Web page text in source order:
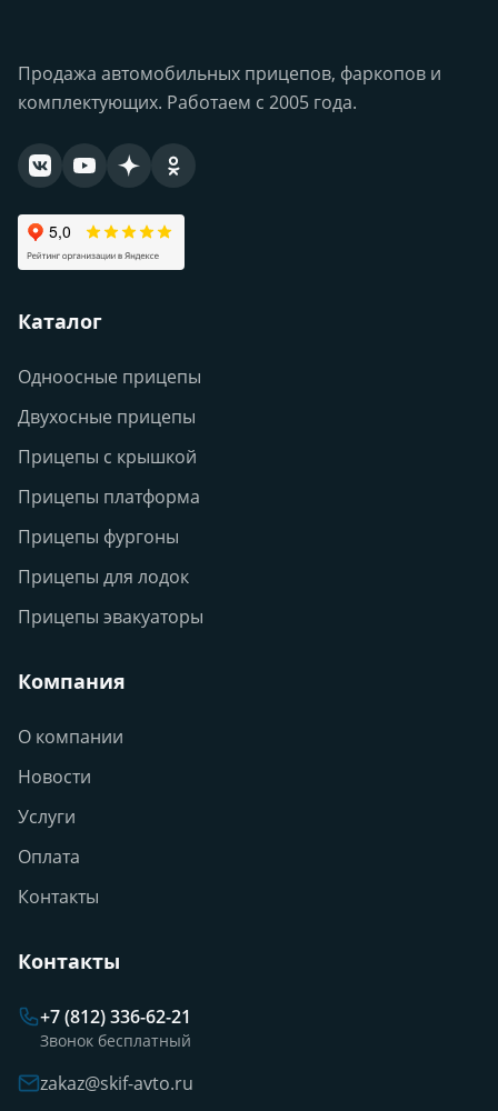
Продажа автомобильных прицепов, фаркопов и
комплектующих. Работаем с 2005 года.
Каталог
Одноосные прицепы
Двухосные прицепы
Прицепы с крышкой
Прицепы платформа
Прицепы фургоны
Прицепы для лодок
Прицепы эвакуаторы
Компания
О компании
Новости
Услуги
Оплата
Контакты
Контакты
+7 (812) 336-62-21
Звонок бесплатный
zakaz@skif-avto.ru